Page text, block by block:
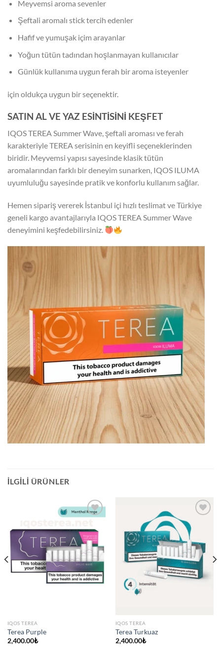
Meyvemsi aroma sevenler
Şeftali aromalı stick tercih edenler
Hafif ve yumuşak içim arayanlar
Yoğun tütün tadından hoşlanmayan kullanıcılar
Günlük kullanıma uygun ferah bir aroma isteyenler
için oldukça uygun bir seçenektir.
SATIN AL VE YAZ ESİNTİSİNİ KEŞFET
IQOS TEREA Summer Wave, şeftali aroması ve ferah
karakteriyle TEREA serisinin en keyifli seçeneklerinden
biridir. Meyvemsi yapısı sayesinde klasik tütün
aromalarından farklı bir deneyim sunarken, IQOS ILUMA
uyumluluğu sayesinde pratik ve konforlu kullanım sağlar.
Hemen sipariş vererek İstanbul içi hızlı teslimat ve Türkiye
geneli kargo avantajlarıyla IQOS TEREA Summer Wave
deneyimini keşfedebilirsiniz.
İLGILI ÜRÜNLER
IQOS TEREA
Terea Purple
2,400.00₺
IQOS TEREA
Terea Turkuaz
2,400.00₺